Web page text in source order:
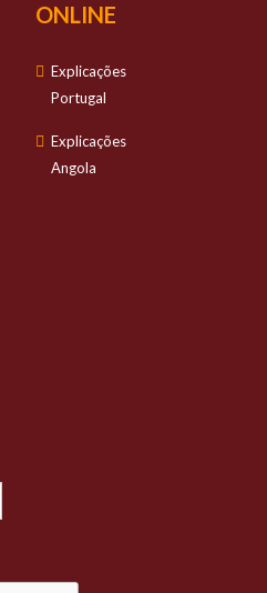
ONLINE
Explicações
Portugal
Explicações
Angola